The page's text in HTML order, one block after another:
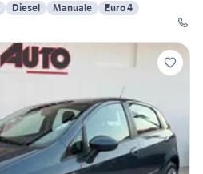
Diesel Manuale
Euro 4